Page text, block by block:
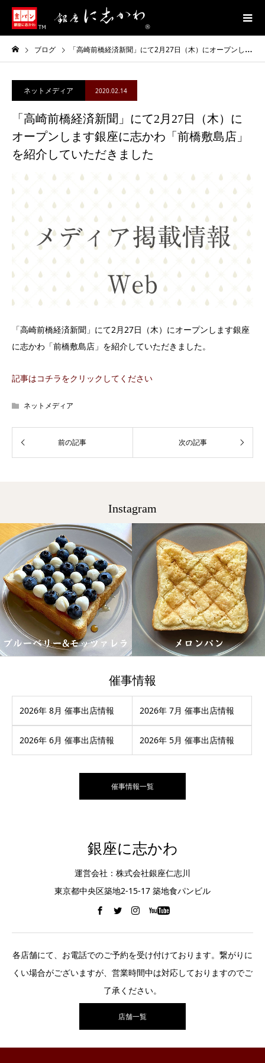
ブログ 「高崎前橋経済新聞」にて2月27日（木）にオープンします銀座に志かわ「前橋敷島店」を紹介していただきました
ネットメディア 2020.02.14
「高崎前橋経済新聞」にて2月27日（木）に
オープンします銀座に志かわ「前橋敷島店」
を紹介していただきました
「高崎前橋経済新聞」にて2月27日（木）にオープンします銀座
に志かわ「前橋敷島店」を紹介していただきました。
記事はコチラをクリックしてください
ネットメディア
Instagram
催事情報
2026年 8月 催事出店情報 2026年 7月 催事出店情報
2026年 6月 催事出店情報 2026年 5月 催事出店情報
催事情報一覧
銀座に志かわ
運営会社：株式会社銀座仁志川
東京都中央区築地2-15-17 築地食パンビル
各店舗にて、お電話でのご予約を受け付けております。繋がりに
くい場合がございますが、営業時間中は対応しておりますのでご
了承ください。
店舗一覧